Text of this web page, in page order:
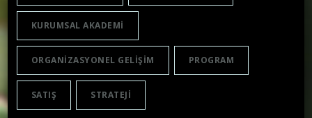
KURUMSAL AKADEMI
ORGANIZASYONEL GELIŞIM PROGRAM
SATIŞ STRATEJI